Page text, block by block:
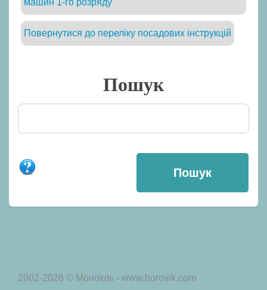
Повернутися до переліку посадових інструкцій
Пошук
2002-2026 © Монокль - www.borovik.com